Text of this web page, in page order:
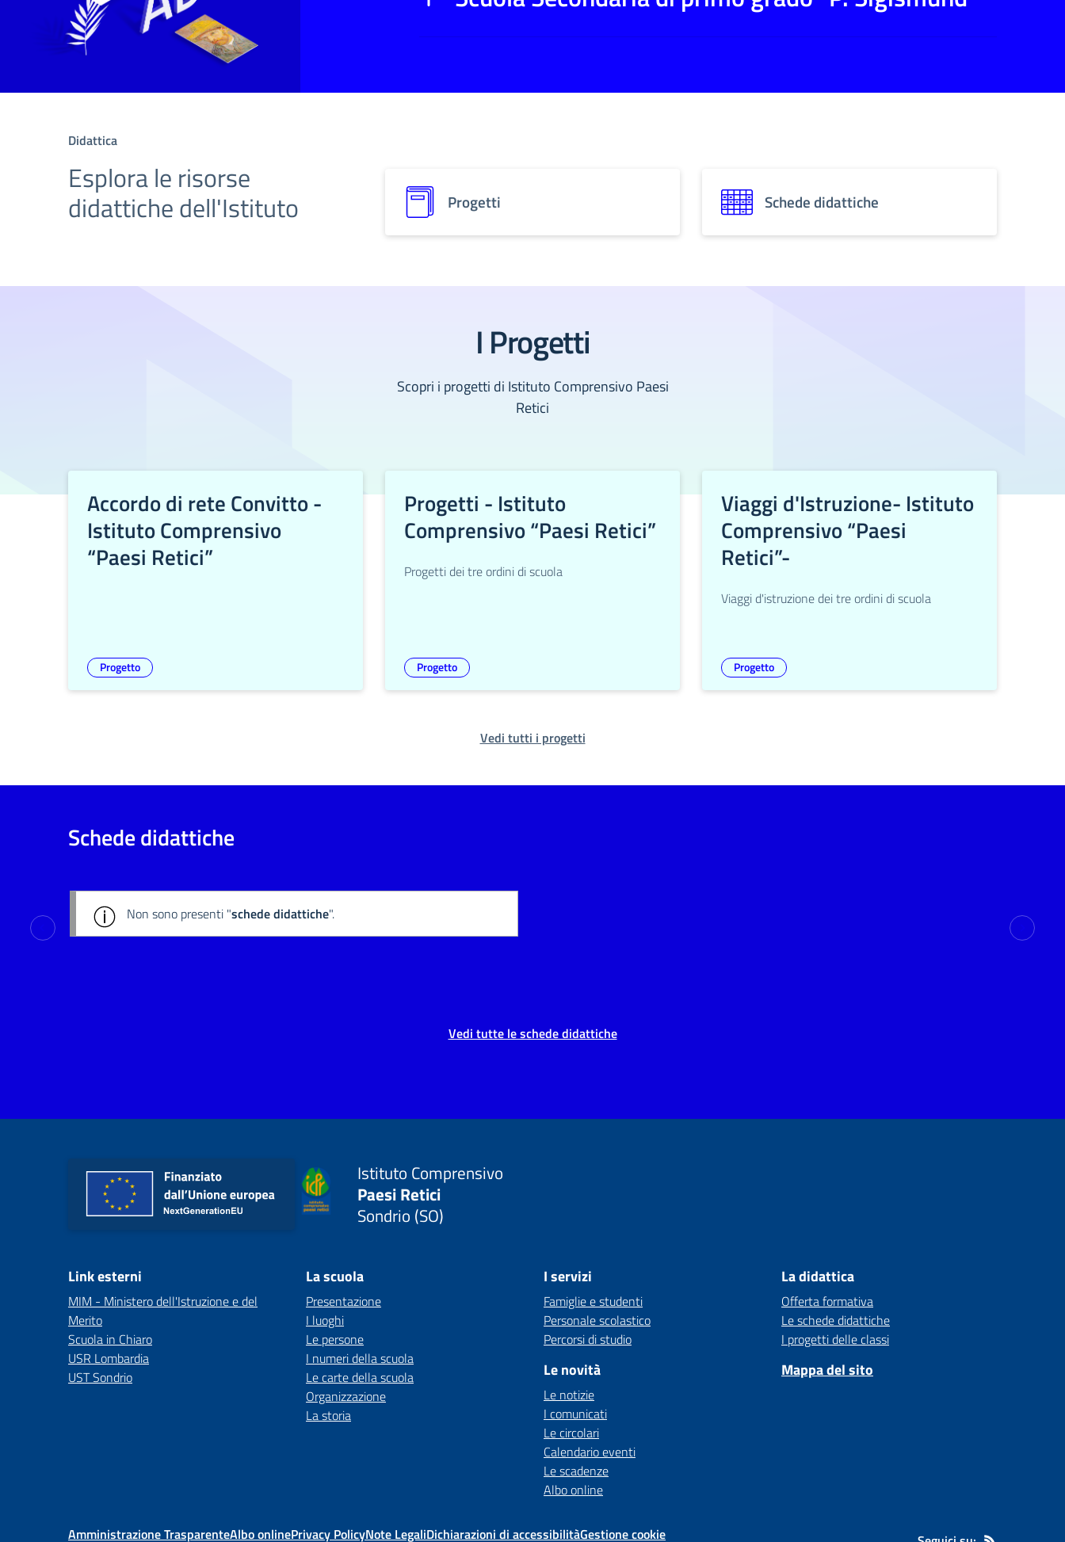
Didattica
Esplora le risorse
didattiche dell'Istituto Progetti Schede didattiche
I Progetti
Scopri i progetti di Istituto Comprensivo Paesi
Retici
Accordo di rete Convitto -
Istituto Comprensivo
“Paesi Retici”
Progetto
Progetti - Istituto
Comprensivo “Paesi Retici”
Progetti dei tre ordini di scuola
Progetto
Viaggi d'Istruzione- Istituto
Comprensivo “Paesi
Retici”-
Viaggi d'istruzione dei tre ordini di scuola
Progetto
Vedi tutti i progetti
Schede didattiche
Non sono presenti "schede didattiche".
Vedi tutte le schede didattiche
Istituto Comprensivo
Paesi Retici
Sondrio (SO)
Link esterni
MIM - Ministero dell'Istruzione e del
Merito
Scuola in Chiaro
USR Lombardia
UST Sondrio
La scuola
Presentazione
I luoghi
Le persone
I numeri della scuola
Le carte della scuola
Organizzazione
La storia
I servizi
Famiglie e studenti
Personale scolastico
Percorsi di studio
Le novità
Le notizie
I comunicati
Le circolari
Calendario eventi
Le scadenze
Albo online
La didattica
Offerta formativa
Le schede didattiche
I progetti delle classi
Mappa del sito
Amministrazione TrasparenteAlbo onlinePrivacy PolicyNote LegaliDichiarazioni di accessibilitàGestione cookie